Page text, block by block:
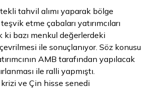
tahvil alımı yaparak bölge
etme çabaları yatırımcıları
bazı menkul değerlerdeki
ile sonuçlanıyor. Söz konusu
AMB tarafından yapılacak
ile ralli yapmıştı.
krizi ve Çin hisse senedi